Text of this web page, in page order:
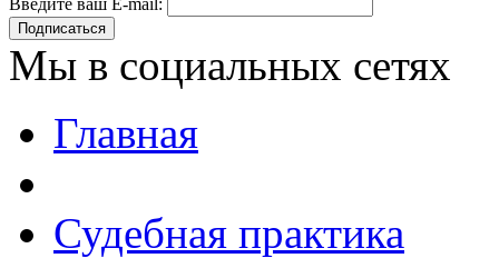
Введите ваш E-mail:
Подписаться
Мы в социальных сетях
Главная
Судебная практика